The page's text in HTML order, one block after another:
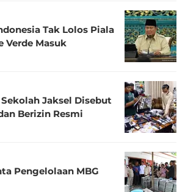
Tak Lolos Piala
Verde Masuk
Jaksel Disebut
Berizin Resmi
Pengelolaan MBG